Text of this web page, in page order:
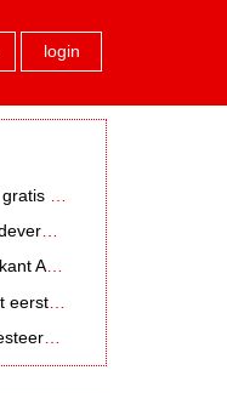
login
dollar
betaling
Nederland
Apollo